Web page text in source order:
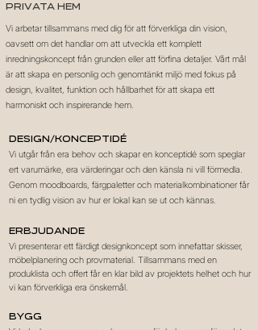
Privata hem
Vi arbetar tillsammans med dig för att förverkliga din vision,
oavsett om det handlar om att utveckla ett komplett
inredningskoncept från grunden eller att förfina detaljer. Vårt mål
är att skapa en personlig och genomtänkt miljö med fokus på
design, kvalitet, funktion och hållbarhet för att skapa ett
harmoniskt och inspirerande hem.
Design/Konceptidé
Vi utgår från era behov och skapar en konceptidé som speglar
ert varumärke, era värderingar och den känsla ni vill förmedla.
Genom moodboards, färgpaletter och materialkombinationer får
ni en tydlig vision av hur er lokal kan se ut och kännas.
Erbjudande
Vi presenterar ett färdigt designkoncept som innefattar skisser,
möbelplanering och provmaterial. Tillsammans med en
produklista och offert får en klar bild av projektets helhet och hur
vi kan förverkliga era önskemål.
Bygg